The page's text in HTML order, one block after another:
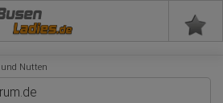
Nutten